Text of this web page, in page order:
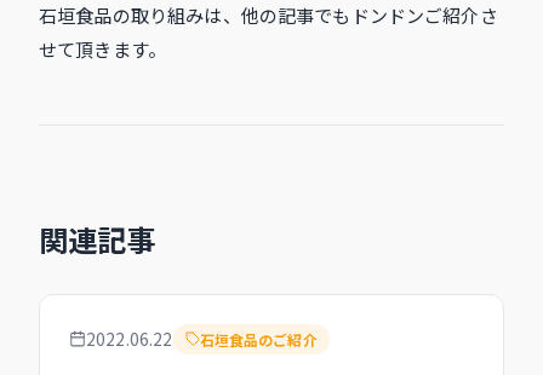
石垣食品の取り組みは、他の記事でもドンドンご紹介さ
せて頂きます。
関連記事
2022.06.22 石垣食品のご紹介